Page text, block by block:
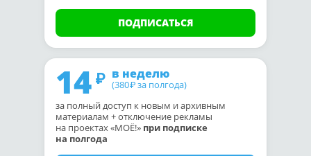
ПОДПИСАТЬСЯ
14 в неделю
(380₽ за полгода)
за полный доступ к новым и архивным
материалам + отключение рекламы
на проектах «МОЁ!» при подписке
на полгода